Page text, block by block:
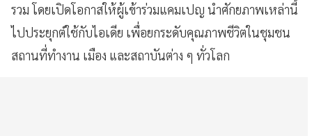
รวม โดยเปิดโอกาสให้ผู้เข้าร่วมแคมเปญ นำศักยภาพเหล่านี้
ไปประยุกต์ใช้กับไอเดีย เพื่อยกระดับคุณภาพชีวิตในชุมชน
สถานที่ทำงาน เมือง และสถาบันต่าง ๆ ทั่วโลก